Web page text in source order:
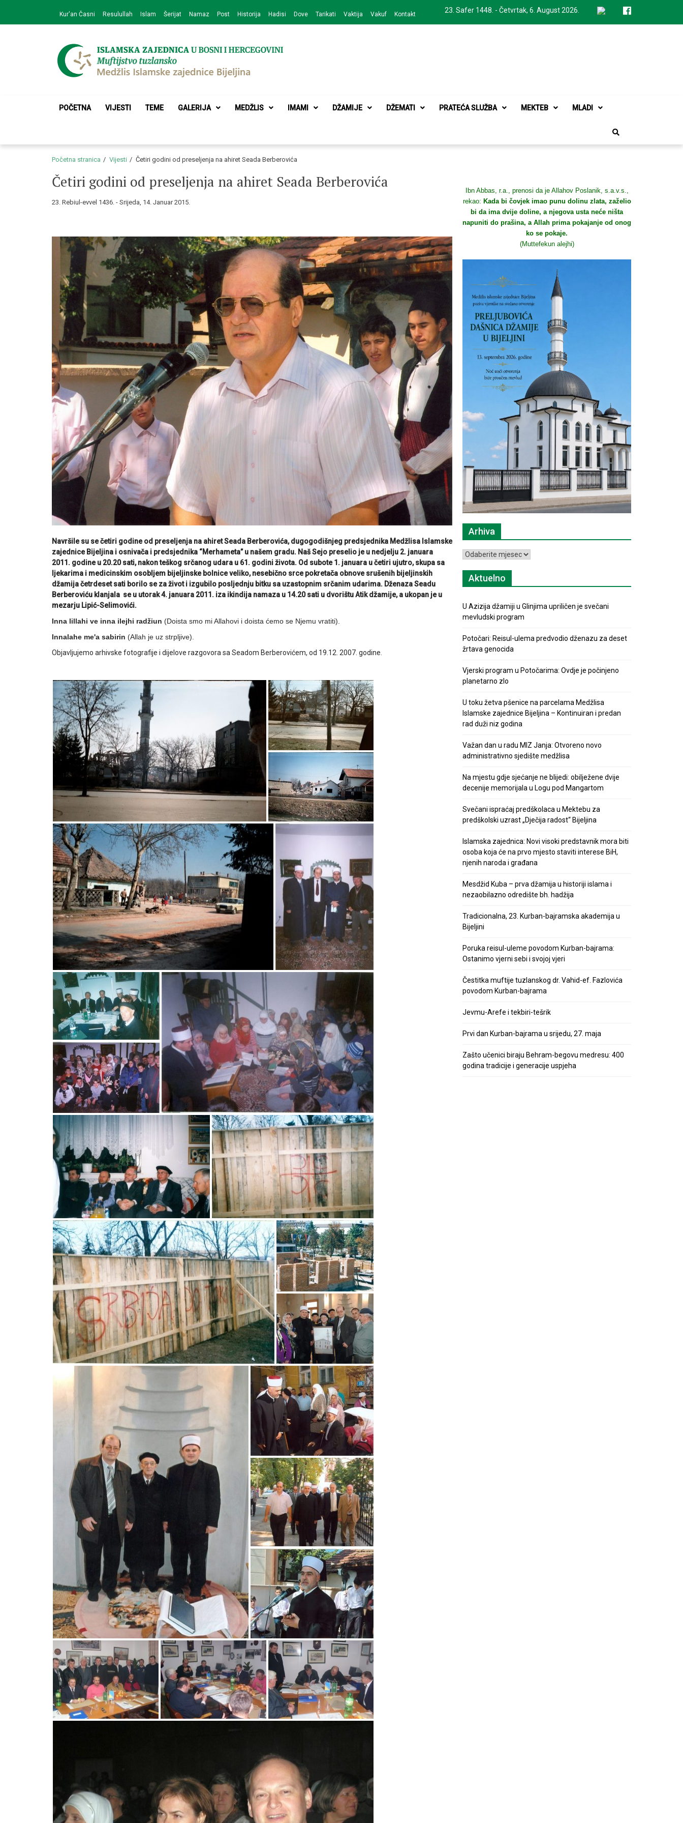
navigation
content
23. Safer 1448. - Četvrtak, 6. August 2026.
Kur'an Časni Resulullah Islam Šerijat Namaz Post Historija Hadisi Dove Tarikati Vaktija Vakuf Kontakt
Medžlis Islamske zajednice Bijeljina
POČETNA VIJESTI TEME GALERIJA MEDŽLIS IMAMI DŽAMIJE DŽEMATI PRATEĆA SLUŽBA MEKTEB MLADI
Početna stranica Vijesti Četiri godini od preseljenja na ahiret Seada Berberovića
Četiri godini od preseljenja na ahiret Seada Berberovića
23. Rebiul-evvel 1436. - Srijeda, 14. Januar 2015.
Navršile su se četiri godine od preseljenja na ahiret Seada Berberovića, dugogodišnjeg predsjednika Medžlisa Islamske
zajednice Bijeljina i osnivača i predsjednika “Merhameta” u našem gradu. Naš Sejo preselio je u nedjelju 2. januara
2011. godine u 20.20 sati, nakon teškog srčanog udara u 61. godini života. Od subote 1. januara u četiri ujutro, skupa sa
ljekarima i medicinskim osobljem bijeljinske bolnice veliko, nesebično srce pokretača obnove srušenih bijeljinskih
džamija četrdeset sati borilo se za život i izgubilo posljednju bitku sa uzastopnim srčanim udarima. Dženaza Seadu
Berberoviću klanjala se u utorak 4. januara 2011. iza ikindija namaza u 14.20 sati u dvorištu Atik džamije, a ukopan je u
mezarju Lipić-Selimovići.
Inna lillahi ve inna ilejhi radžiun (Doista smo mi Allahovi i doista ćemo se Njemu vratiti).
Innalahe me'a sabirin (Allah je uz strpljive).
Objavljujemo arhivske fotografije i dijelove razgovora sa Seadom Berberovićem, od 19.12. 2007. godine.
Ibn Abbas, r.a., prenosi da je Allahov Poslanik, s.a.v.s.,
rekao: Kada bi čovjek imao punu dolinu zlata, zaželio
bi da ima dvije doline, a njegova usta neće ništa
napuniti do prašina, a Allah prima pokajanje od onog
ko se pokaje.
(Muttefekun alejhi)
Arhiva
Arhiva
Aktuelno
U Azizija džamiji u Glinjima upriličen je svečani
mevludski program
Potočari: Reisul-ulema predvodio dženazu za deset
žrtava genocida
Vjerski program u Potočarima: Ovdje je počinjeno
planetarno zlo
U toku žetva pšenice na parcelama Medžlisa
Islamske zajednice Bijeljina – Kontinuiran i predan
rad duži niz godina
Važan dan u radu MIZ Janja: Otvoreno novo
administrativno sjedište medžlisa
Na mjestu gdje sjećanje ne blijedi: obilježene dvije
decenije memorijala u Logu pod Mangartom
Svečani ispraćaj predškolaca u Mektebu za
predškolski uzrast „Dječija radost“ Bijeljina
Islamska zajednica: Novi visoki predstavnik mora biti
osoba koja će na prvo mjesto staviti interese BiH,
njenih naroda i građana
Mesdžid Kuba – prva džamija u historiji islama i
nezaobilazno odredište bh. hadžija
Tradicionalna, 23. Kurban-bajramska akademija u
Bijeljini
Poruka reisul-uleme povodom Kurban-bajrama:
Ostanimo vjerni sebi i svojoj vjeri
Čestitka muftije tuzlanskog dr. Vahid-ef. Fazlovića
povodom Kurban-bajrama
Jevmu-Arefe i tekbiri-tešrik
Prvi dan Kurban-bajrama u srijedu, 27. maja
Zašto učenici biraju Behram-begovu medresu: 400
godina tradicije i generacije uspjeha